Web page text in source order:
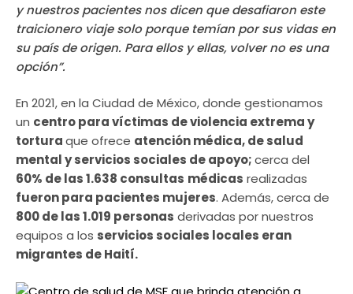
y nuestros pacientes nos dicen que desafiaron este
traicionero viaje solo porque temían por sus vidas en
su país de origen. Para ellos y ellas, volver no es una
opción”.
En 2021, en la Ciudad de México, donde gestionamos
un centro para víctimas de violencia extrema y
torturaque ofrece atención médica, de salud
mental y servicios sociales de apoyo;cerca del
60% de las 1.638 consultas médicas realizadas
fueron para pacientes mujeres. Además, cerca de
800 de las 1.019 personas derivadas por nuestros
equipos a los servicios sociales locales eran
migrantes de Haití.